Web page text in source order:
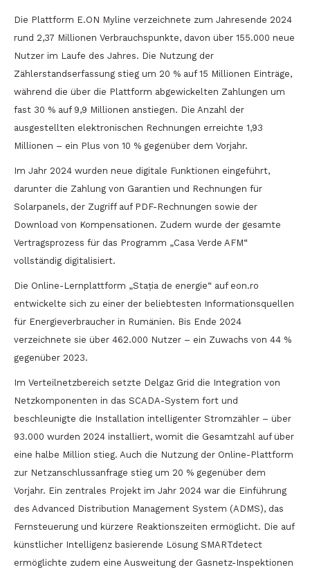
Die Plattform E.ON Myline verzeichnete zum Jahresende 2024
rund 2,37 Millionen Verbrauchspunkte, davon über 155.000 neue
Nutzer im Laufe des Jahres. Die Nutzung der
Zählerstandserfassung stieg um 20 % auf 15 Millionen Einträge,
während die über die Plattform abgewickelten Zahlungen um
fast 30 % auf 9,9 Millionen anstiegen. Die Anzahl der
ausgestellten elektronischen Rechnungen erreichte 1,93
Millionen – ein Plus von 10 % gegenüber dem Vorjahr.
Im Jahr 2024 wurden neue digitale Funktionen eingeführt,
darunter die Zahlung von Garantien und Rechnungen für
Solarpanels, der Zugriff auf PDF-Rechnungen sowie der
Download von Kompensationen. Zudem wurde der gesamte
Vertragsprozess für das Programm „Casa Verde AFM“
vollständig digitalisiert.
Die Online-Lernplattform „Stația de energie“ auf eon.ro
entwickelte sich zu einer der beliebtesten Informationsquellen
für Energieverbraucher in Rumänien. Bis Ende 2024
verzeichnete sie über 462.000 Nutzer – ein Zuwachs von 44 %
gegenüber 2023.
Im Verteilnetzbereich setzte Delgaz Grid die Integration von
Netzkomponenten in das SCADA-System fort und
beschleunigte die Installation intelligenter Stromzähler – über
93.000 wurden 2024 installiert, womit die Gesamtzahl auf über
eine halbe Million stieg. Auch die Nutzung der Online-Plattform
zur Netzanschlussanfrage stieg um 20 % gegenüber dem
Vorjahr. Ein zentrales Projekt im Jahr 2024 war die Einführung
des Advanced Distribution Management System (ADMS), das
Fernsteuerung und kürzere Reaktionszeiten ermöglicht. Die auf
künstlicher Intelligenz basierende Lösung SMARTdetect
ermöglichte zudem eine Ausweitung der Gasnetz-Inspektionen